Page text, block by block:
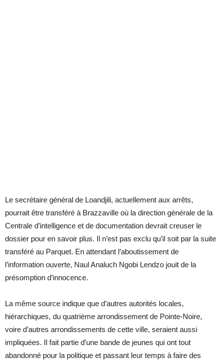
Le secrétaire général de Loandjili, actuellement aux arrêts,
pourrait être transféré à Brazzaville où la direction générale de la
Centrale d’intelligence et de documentation devrait creuser le
dossier pour en savoir plus. Il n’est pas exclu qu’il soit par la suite
transféré au Parquet. En attendant l’aboutissement de
l’information ouverte, Naul Analuch Ngobi Lendzo jouit de la
présomption d’innocence.
La même source indique que d’autres autorités locales,
hiérarchiques, du quatrième arrondissement de Pointe-Noire,
voire d’autres arrondissements de cette ville, seraient aussi
impliquées. Il fait partie d’une bande de jeunes qui ont tout
abandonné pour la politique et passant leur temps à faire des